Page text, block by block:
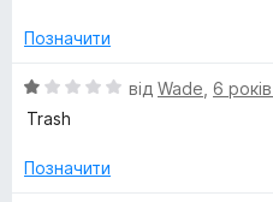
2
5
Позначити
О
ц
н
від Wade 6
Trash
Позначити